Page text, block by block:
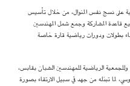
على نسج نفس المنوال، من خلال تأسيس
المشاركة وجمع شمل المهندسين
بطولات ودورات رياضية قارة خاصة
الرياضية للمهندسين الشبان بقابس،
لما تبذله من جهد في سبيل الارتقاء بصورة